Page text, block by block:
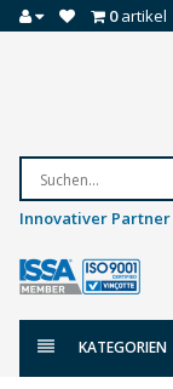
0artikel
Innovativer
KATEGORIEN